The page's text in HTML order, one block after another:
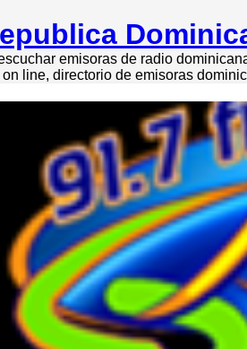
emisoras de radio
line, directorio de emisoras